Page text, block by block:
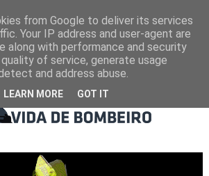
from Google to deliver its services
Your IP address and user-agent are
along with performance and security
of service, generate usage
and address abuse.
LEARN MORE GOT IT